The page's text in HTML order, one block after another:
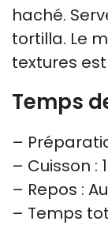
haché.
tortilla. Le
textures
Temps
–
– Cuisson :
– Repos :
– Temps